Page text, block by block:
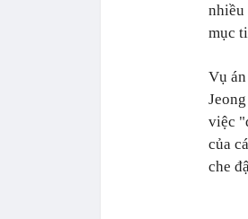
nhiều
mục
Vụ
việc
của
che